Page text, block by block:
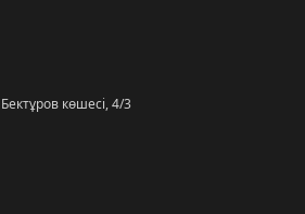
көшесі, 4/3